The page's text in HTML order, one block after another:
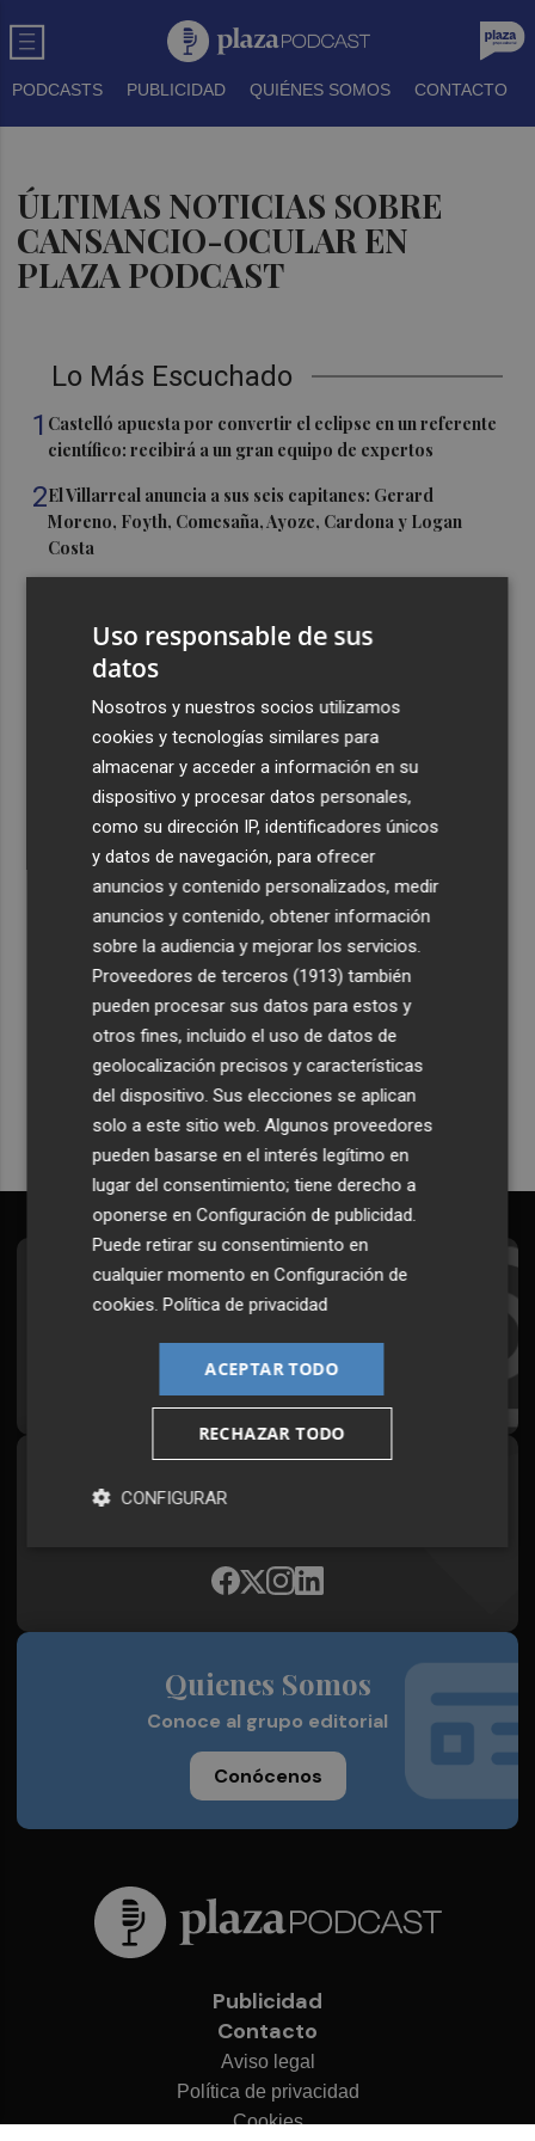
PODCASTS PUBLICIDAD QUIÉNES SOMOS CONTACTO
ÚLTIMAS NOTICIAS SOBRE
CANSANCIO-OCULAR EN
PLAZA PODCAST
Lo Más Escuchado
1 Castelló apuesta por convertir el eclipse en un referente
científico: recibirá a un gran equipo de expertos
2El Villarreal anuncia a sus seis capitanes: Gerard
Moreno, Foyth, Comesaña, Ayoze, Cardona y Logan
Costa
San Javier da viabilidad al nuevo contrato del transporte
324 habitaciones
Estos son los estrenos que abren la cartelera en agosto:
de la comedia 'El último mono' a una nueva entrega de
'La Patrulla Canina'
Recibe toda la actualidad de
Plaza Podcast en tu correo
Quiero suscribirme
Suscríbete al Boletín
¡Quiero suscribirme!
Síguenos en redes
Quienes Somos
Conoce al grupo editorial
Conócenos
Publicidad
Contacto
Aviso legal
Política de privacidad
Cookies
Uso responsable de sus
datos
Nosotros y nuestros socios utilizamos
cookies y tecnologías similares para
almacenar y acceder a información en su
dispositivo y procesar datos personales,
como su dirección IP, identificadores únicos
y datos de navegación, para ofrecer
anuncios y contenido personalizados, medir
anuncios y contenido, obtener información
sobre la audiencia y mejorar los servicios.
Proveedores de terceros (1913) también
pueden procesar sus datos para estos y
otros fines, incluido el uso de datos de
geolocalización precisos y características
del dispositivo. Sus elecciones se aplican
solo a este sitio web. Algunos proveedores
pueden basarse en el interés legítimo en
lugar del consentimiento; tiene derecho a
oponerse enConfiguración de publicidad.
Puede retirar su consentimiento en
cualquier momento enConfiguración de
cookies.Política de privacidad
ACEPTAR TODO
RECHAZAR TODO
CONFIGURAR